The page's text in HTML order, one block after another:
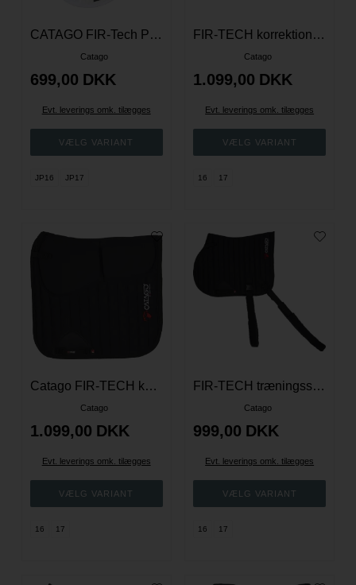
CATAGO FIR-Tech Performance springunderlag - Hvid
Catago
699,00 DKK
Evt. leverings omk. tilægges
JP16 JP17
FIR-TECH korrektionsschabrack - Sort
Catago
1.099,00 DKK
Evt. leverings omk. tilægges
16 17
Catago FIR-TECH korrektionsschabrack - Sort
Catago
1.099,00 DKK
Evt. leverings omk. tilægges
16 17
FIR-TECH træningsschabrack med elastic - Sort
Catago
999,00 DKK
Evt. leverings omk. tilægges
16 17